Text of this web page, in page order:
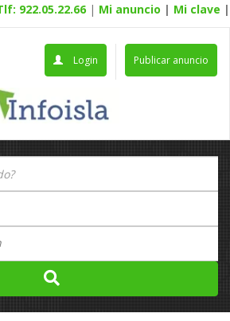
922.05.22.66 | Mi anuncio | Mi clave |
Publicar anuncio
Login